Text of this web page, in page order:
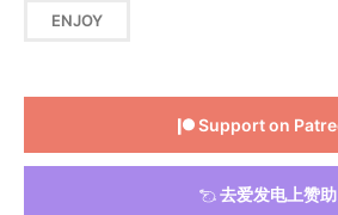
ENJOY
Support on
去爱发电上赞助